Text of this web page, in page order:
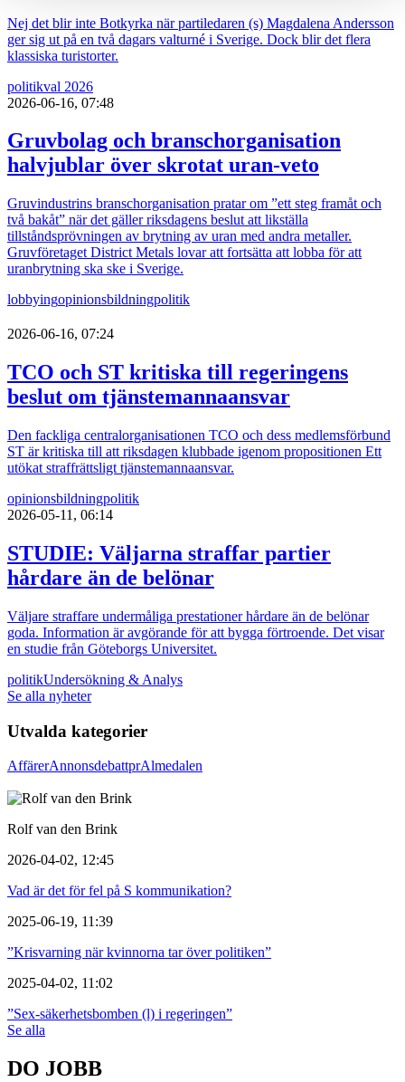
Nej det blir inte Botkyrka när partiledaren (s) Magdalena Andersson
ger sig ut på en två dagars valturné i Sverige. Dock blir det flera
klassiska turistorter.
politikval 2026
2026-06-16, 07:48
Gruvbolag och branschorganisation
halvjublar över skrotat uran-veto
Gruvindustrins branschorganisation pratar om ”ett steg framåt och
två bakåt” när det gäller riksdagens beslut att likställa
tillståndsprövningen av brytning av uran med andra metaller.
Gruvföretaget District Metals lovar att fortsätta att lobba för att
uranbrytning ska ske i Sverige.
lobbyingopinionsbildningpolitik
2026-06-16, 07:24
TCO och ST kritiska till regeringens
beslut om tjänstemannaansvar
Den fackliga centralorganisationen TCO och dess medlemsförbund
ST är kritiska till att riksdagen klubbade igenom propositionen Ett
utökat straffrättsligt tjänstemannaansvar.
opinionsbildningpolitik
2026-05-11, 06:14
STUDIE: Väljarna straffar partier
hårdare än de belönar
Väljare straffare undermåliga prestationer hårdare än de belönar
goda. Information är avgörande för att bygga förtroende. Det visar
en studie från Göteborgs Universitet.
politikUndersökning & Analys
Se alla nyheter
Utvalda kategorier
AffärerAnnonsdebattprAlmedalen
Rolf van den Brink
2026-04-02, 12:45
Vad är det för fel på S kommunikation?
2025-06-19, 11:39
”Krisvarning när kvinnorna tar över politiken”
2025-04-02, 11:02
”Sex-säkerhetsbomben (l) i regeringen”
Se alla
DO JOBB